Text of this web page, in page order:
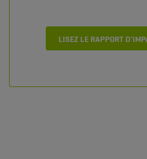
LISEZ LE RAPPORT